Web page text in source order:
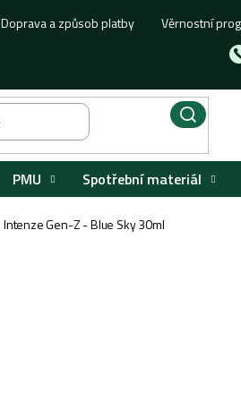
Doprava a způsob platby Věrnostní
PMU Spotřební materiál
Intenze Gen-Z - Blue Sky 30ml